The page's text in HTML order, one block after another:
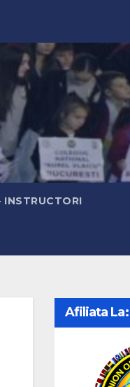
INSTRUCTORI
Afiliata La: